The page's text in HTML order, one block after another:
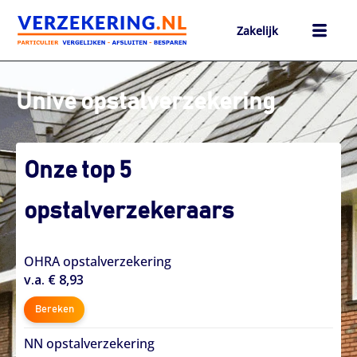
naar
inhoud
Zakelijk
Univé opstalverzekering
Onze top 5
opstalverzekeraars
OHRA opstalverzekering
v.a. € 8,93
Bereken
NN opstalverzekering